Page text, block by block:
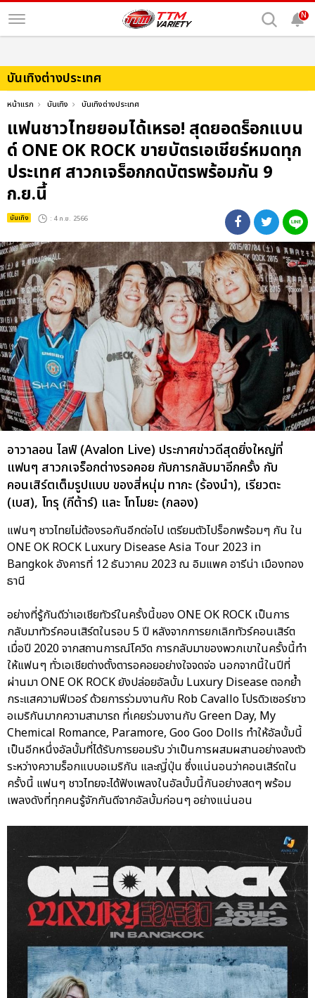
N
บันเทิงต่างประเทศ
หน้าแรก บันเทิง บันเทิงต่างประเทศ
แฟนชาวไทยยอมได้เหรอ! สุดยอดร็อกแบน
ด์ ONE OK ROCK ขายบัตรเอเชียร์หมดทุก
ประเทศ สาวกเจร็อกกดบัตรพร้อมกัน 9
ก.ย.นี้
บันเทิง : 4 ก.ย. 2566
อาวาลอน ไลฟ์ (Avalon Live) ประกาศข่าวดีสุดยิ่งใหญ่ที่
แฟนๆ สาวกเจร็อกต่างรอคอย กับการกลับมาอีกครั้ง กับ
คอนเสิร์ตเต็มรูปแบบ ของสี่หนุ่ม ทากะ (ร้องนำ), เรียวตะ
(เบส), โทรุ (กีต้าร์) และ โทโมยะ (กลอง)
แฟนๆ ชาวไทยไม่ต้องรอกันอีกต่อไป เตรียมตัวไปร็อกพร้อมๆ กัน ใน
ONE OK ROCK Luxury Disease Asia Tour 2023 in
Bangkok อังคารที่ 12 ธันวาคม 2023 ณ อิมแพค อารีน่า เมืองทอง
ธานี
อย่างที่รู้กันดีว่าเอเชียทัวร์ในครั้งนี้ของ ONE OK ROCK เป็นการ
กลับมาทัวร์คอนเสิร์ตในรอบ 5 ปี หลังจากการยกเลิกทัวร์คอนเสิร์ต
เมื่อปี 2020 จากสถานการณ์โควิด การกลับมาของพวกเขาในครั้งนี้ทำ
ให้แฟนๆ ทั่วเอเชียต่างตั้งตารอคอยอย่างใจจดจ่อ นอกจากนี้ในปีที่
ผ่านมา ONE OK ROCK ยังปล่อยอัลบั้ม Luxury Disease ตอกย้ำ
กระแสความฟีเวอร์ ด้วยการร่วมงานกับ Rob Cavallo โปรดิวเซอร์ชาว
อเมริกันมากความสามารถ ที่เคยร่วมงานกับ Green Day, My
Chemical Romance, Paramore, Goo Goo Dolls ทำให้อัลบั้มนี้
เป็นอีกหนึ่งอัลบั้มที่ได้รับการยอมรับ ว่าเป็นการผสมผสานอย่างลงตัว
ระหว่างความร็อกแบบอเมริกัน และญี่ปุ่น ซึ่งแน่นอนว่าคอนเสิร์ตใน
ครั้งนี้ แฟนๆ ชาวไทยจะได้ฟังเพลงในอัลบั้มนี้กันอย่างสดๆ พร้อม
เพลงดังที่ทุกคนรู้จักกันดีจากอัลบั้มก่อนๆ อย่างแน่นอน